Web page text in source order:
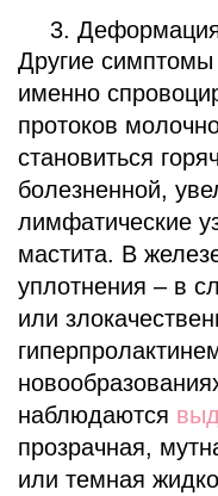
Другие симптомы
именно
протоков
становиться
болезненной,
лимфатические
мастита. В
уплотнения – в
или
наблюдаются
прозрачная,
или темная